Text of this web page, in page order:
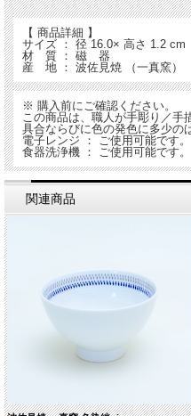
【 商品詳細 】
サイズ ： 径 16.0× 高さ 1.2 cm
材 質 ： 磁 器
産 地 ： 波佐見焼 （一真窯）
※ 購入前にご確認ください。
この商品は、職人が手彫り／手
具合ならびに色の発色に多少の
電子レンジ ： ご使用可能です。
食器洗浄機 ： ご使用可能です。
関連商品